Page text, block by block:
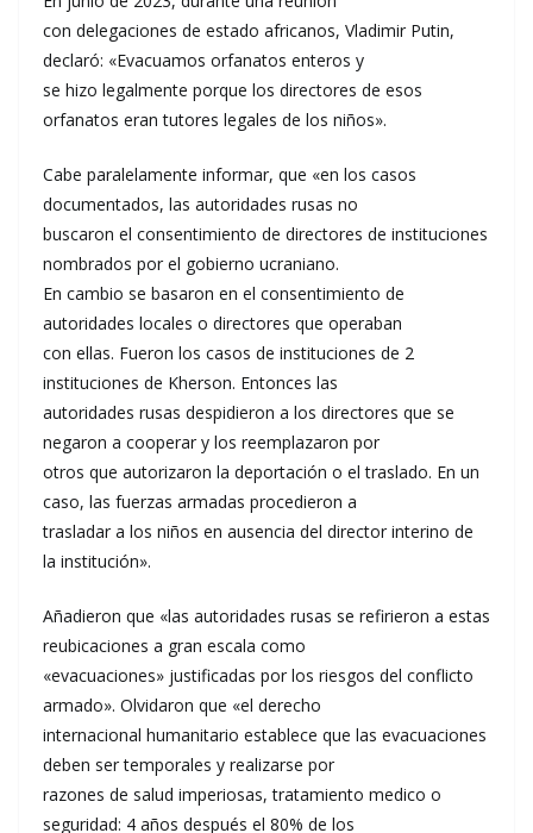
con delegaciones de estado africanos, Vladimir Putin,
declaró: «Evacuamos orfanatos enteros y
se hizo legalmente porque los directores de esos
orfanatos eran tutores legales de los niños».
Cabe paralelamente informar, que «en los casos
documentados, las autoridades rusas no
buscaron el consentimiento de directores de instituciones
nombrados por el gobierno ucraniano.
En cambio se basaron en el consentimiento de
autoridades locales o directores que operaban
con ellas. Fueron los casos de instituciones de 2
instituciones de Kherson. Entonces las
autoridades rusas despidieron a los directores que se
negaron a cooperar y los reemplazaron por
otros que autorizaron la deportación o el traslado. En un
caso, las fuerzas armadas procedieron a
trasladar a los niños en ausencia del director interino de
la institución».
Añadieron que «las autoridades rusas se refirieron a estas
reubicaciones a gran escala como
«evacuaciones» justificadas por los riesgos del conflicto
armado». Olvidaron que «el derecho
internacional humanitario establece que las evacuaciones
deben ser temporales y realizarse por
razones de salud imperiosas, tratamiento medico o
seguridad: 4 años después el 80% de los